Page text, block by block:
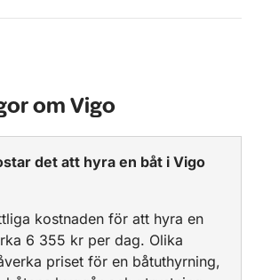
om Vigo
det att hyra en båt i Vigo
kostnaden för att hyra en
6 355 kr per dag. Olika
priset för en båtuthyrning,